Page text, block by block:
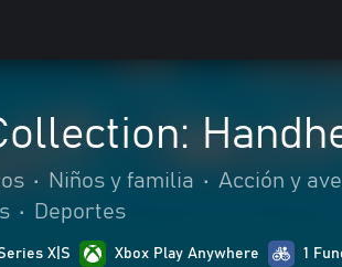
• Niños y familia • Acción y
• Deportes
X|S Xbox Play Anywhere 1